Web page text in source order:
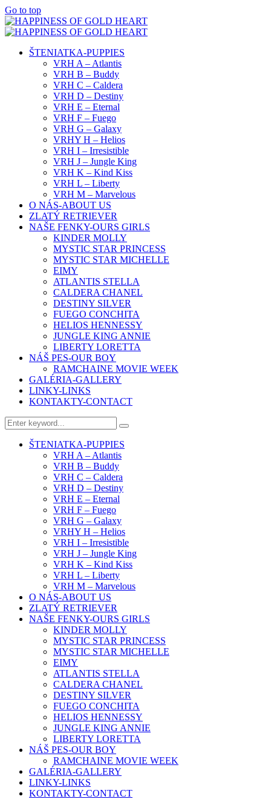
Go to top
ŠTENIATKA-PUPPIES
VRH A – Atlantis
VRH B – Buddy
VRH C – Caldera
VRH D – Destiny
VRH E – Eternal
VRH F – Fuego
VRH G – Galaxy
VRHY H – Helios
VRH I – Irresistible
VRH J – Jungle King
VRH K – Kind Kiss
VRH L – Liberty
VRH M – Marvelous
O NÁS-ABOUT US
ZLATÝ RETRIEVER
NAŠE FENKY-OURS GIRLS
KINDER MOLLY
MYSTIC STAR PRINCESS
MYSTIC STAR MICHELLE
EIMY
ATLANTIS STELLA
CALDERA CHANEL
DESTINY SILVER
FUEGO CONCHITA
HELIOS HENNESSY
JUNGLE KING ANNIE
LIBERTY LORETTA
NÁŠ PES-OUR BOY
RAMCHAINE MOVIE WEEK
GALÉRIA-GALLERY
LINKY-LINKS
KONTAKTY-CONTACT
ŠTENIATKA-PUPPIES
VRH A – Atlantis
VRH B – Buddy
VRH C – Caldera
VRH D – Destiny
VRH E – Eternal
VRH F – Fuego
VRH G – Galaxy
VRHY H – Helios
VRH I – Irresistible
VRH J – Jungle King
VRH K – Kind Kiss
VRH L – Liberty
VRH M – Marvelous
O NÁS-ABOUT US
ZLATÝ RETRIEVER
NAŠE FENKY-OURS GIRLS
KINDER MOLLY
MYSTIC STAR PRINCESS
MYSTIC STAR MICHELLE
EIMY
ATLANTIS STELLA
CALDERA CHANEL
DESTINY SILVER
FUEGO CONCHITA
HELIOS HENNESSY
JUNGLE KING ANNIE
LIBERTY LORETTA
NÁŠ PES-OUR BOY
RAMCHAINE MOVIE WEEK
GALÉRIA-GALLERY
LINKY-LINKS
KONTAKTY-CONTACT